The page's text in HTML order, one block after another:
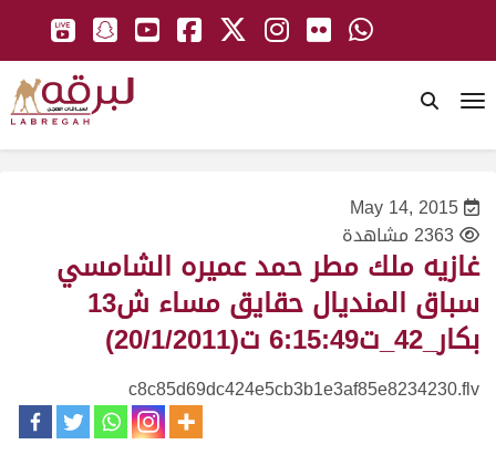
May 14, 2015
2363 مشاهدة
غازيه ملك مطر حمد عميره الشامسي
سباق المنديال حقايق مساء ش13
بكار_42_ت6:15:49 ت(20/1/2011)
c8c85d69dc424e5cb3b1e3af85e8234230.flv